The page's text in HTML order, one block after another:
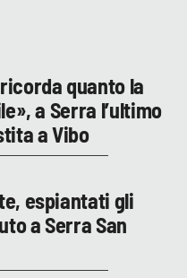
quanto la
a Serra l’ultimo
a Vibo
espiantati gli
a Serra San